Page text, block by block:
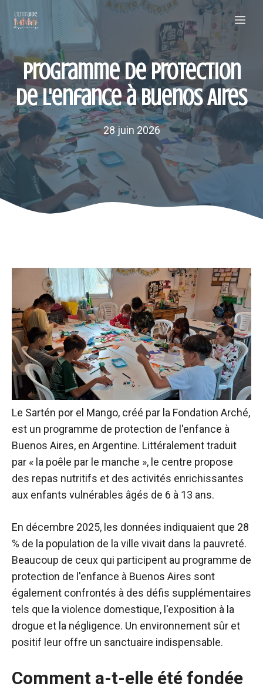
contenu
Programme de protection
de l'enfance à Buenos Aires
28 juin 2026
Le Sartén por el Mango, créé par la Fondation Arché,
est un programme de protection de l'enfance à
Buenos Aires, en Argentine. Littéralement traduit
par « la poêle par le manche », le centre propose
des repas nutritifs et des activités enrichissantes
aux enfants vulnérables âgés de 6 à 13 ans.
En décembre 2025, les données indiquaient que 28
% de la population de la ville vivait dans la pauvreté.
Beaucoup de ceux qui participent au programme de
protection de l'enfance à Buenos Aires sont
également confrontés à des défis supplémentaires
tels que la violence domestique, l'exposition à la
drogue et la négligence. Un environnement sûr et
positif leur offre un sanctuaire indispensable.
Comment a-t-elle été fondée